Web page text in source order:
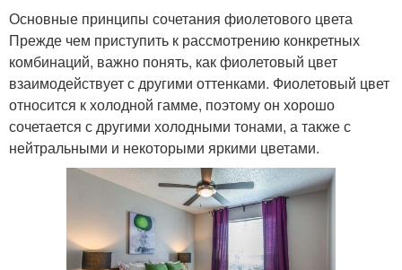
Основные принципы сочетания фиолетового цвета
Прежде чем приступить к рассмотрению конкретных
комбинаций, важно понять, как фиолетовый цвет
взаимодействует с другими оттенками. Фиолетовый цвет
относится к холодной гамме, поэтому он хорошо
сочетается с другими холодными тонами, а также с
нейтральными и некоторыми яркими цветами.